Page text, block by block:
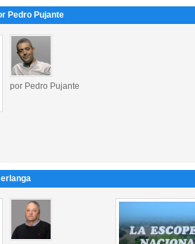
Pedro Pujante
por Pedro Pujante